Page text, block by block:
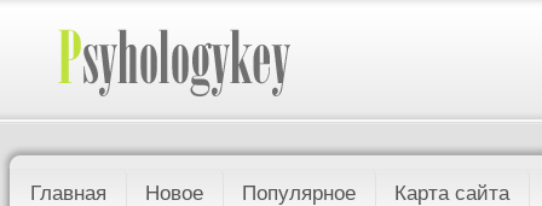
Главная Новое Популярное Карта сайта